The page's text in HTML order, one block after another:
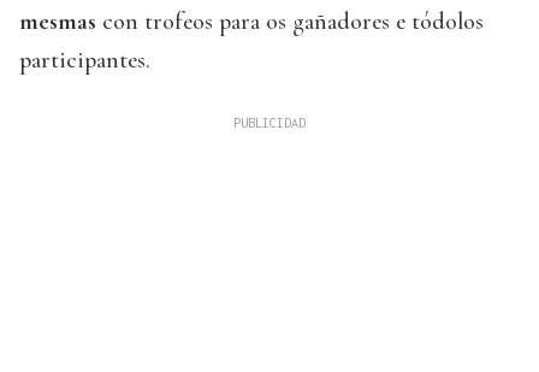
mesmas con trofeos para os gañadores e tódolos
participantes.